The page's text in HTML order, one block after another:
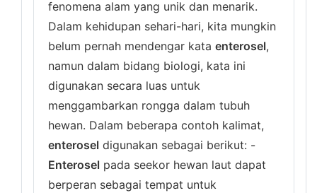
fenomena alam yang unik dan menarik.
Dalam kehidupan sehari-hari, kita mungkin
belum pernah mendengar kata enterosel,
namun dalam bidang biologi, kata ini
digunakan secara luas untuk
menggambarkan rongga dalam tubuh
hewan. Dalam beberapa contoh kalimat,
enterosel digunakan sebagai berikut: -
Enterosel pada seekor hewan laut dapat
berperan sebagai tempat untuk